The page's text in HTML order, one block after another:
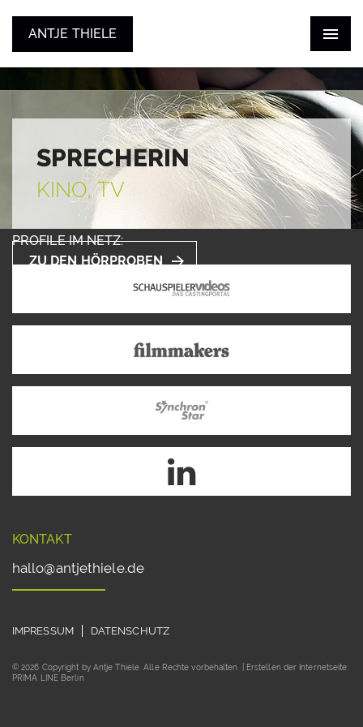
ANTJE THIELE
ZUM SHOWREEL
SPRECHERIN
KINO, TV
ZU DEN HÖRPROBEN
PROFILE IM NETZ:
KONTAKT
hallo@antjethiele.de
IMPRESSUM DATENSCHUTZ
© 2026 Copyright by Antje Thiele. Alle Rechte vorbehalten. | Erstellen der Internetseite:
PRIMA LINE Berlin
ANTJE THIELE
STIMME
SCHAUSPIEL
KONTAKT